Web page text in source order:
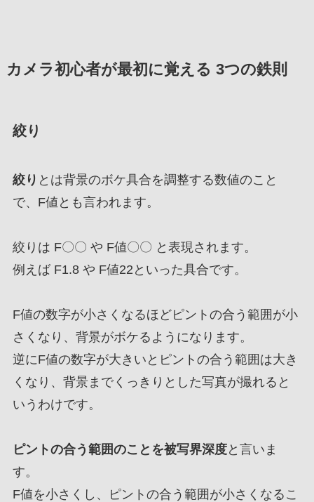
カメラ初心者が最初に覚える 3つの鉄則
絞り
絞り とは背景のボケ具合を調整する数値のこと
で、F値とも言われます。
絞りは F〇〇 や F値〇〇 と表現されます。
例えば F1.8 や F値22といった具合です。
F値の数字が小さくなるほどピントの合う範囲が小
さくなり、背景がボケるようになります。
逆にF値の数字が大きいとピントの合う範囲は大き
くなり、背景までくっきりとした写真が撮れると
いうわけです。
ピントの合う範囲のことを被写界深度と言いま
す。
F値を小さくし、ピントの合う範囲が小さくなるこ